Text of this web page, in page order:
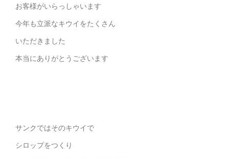
お客様がいらっしゃいます
今年も立派なキウイをたくさん
いただきました
本当にありがとうございます
サンクではそのキウイで
シロップをつくり